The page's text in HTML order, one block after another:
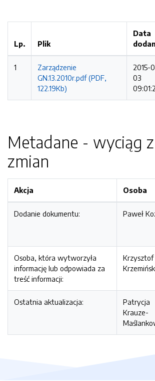
Lp. Plik
Data
1
Zarządzenie
GN.13.2010r.pdf (PDF,
122.19Kb)
2015-
03
Metadane - wyciąg
zmian
Akcja Osoba
Dodanie dokumentu: Paweł
Osoba, która wytworzyła
informację lub odpowiada za
treść informacji:
Krzysztof
Ostatnia aktualizacja:
Patrycja
Krauze-